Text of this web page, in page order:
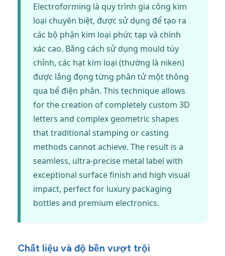
Electroforming là quy trình gia công kim
loại chuyên biệt, được sử dụng để tạo ra
các bộ phận kim loại phức tạp và chính
xác cao. Bằng cách sử dụng mould tùy
chỉnh, các hạt kim loại (thường là niken)
được lắng đọng từng phân tử một thông
qua bể điện phân. This technique allows
for the creation of completely custom 3D
letters and complex geometric shapes
that traditional stamping or casting
methods cannot achieve. The result is a
seamless, ultra-precise metal label with
exceptional surface finish and high visual
impact, perfect for luxury packaging
bottles and premium electronics.
Chất liệu và độ bền vượt trội